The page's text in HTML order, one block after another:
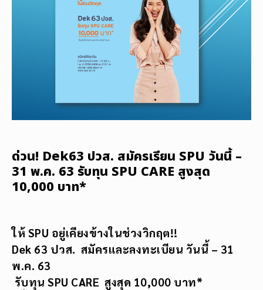
ด่วน! Dek63 ปวส. สมัครเรียน SPU วันนี้ –
31 พ.ค. 63 รับทุน SPU CARE สูงสุด
10,000 บาท*
ให้ SPU อยู่เคียงข้างในช่วงวิกฤต!!
Dek 63 ปวส. สมัครและลงทะเบียน วันนี้ – 31
พ.ค. 63
รับทุน SPU CARE สูงสุด 10,000 บาท*